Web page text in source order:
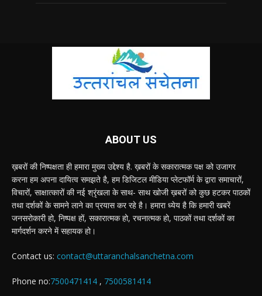
ABOUT US
ख़बरों की निष्पक्षता ही हमारा मुख्य उद्देश्य है. ख़बरों के सकारात्मक पक्ष को उजागर
करना हम अपना दायित्व समझते है, हम डिजिटल मीडिया प्लेटफॉर्म के द्वारा समाचारों,
विचारों, साक्षात्कारों की नई श्रृंखला के साथ- साथ खोजी ख़बरों को कुछ हटकर पाठकों
तथा दर्शकों के सामने लाने का प्रयास कर रहे है। हमारा ध्येय है कि हमारी खबरें
जनसरोकारी हो, निष्पक्ष हों, सकारात्मक हो, रचनात्मक हो, पाठकों तथा दर्शकों का
मार्गदर्शन करने में सहायक हो।
Contact us: contact@uttaranchalsanchetna.com
Phone no:7500471414 , 7500581414